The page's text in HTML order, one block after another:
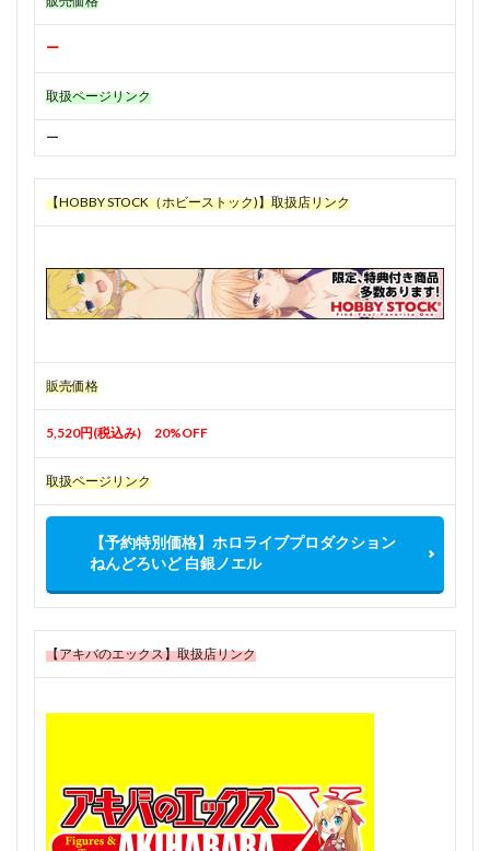
ー
取扱ページリンク
ー
【HOBBY STOCK（ホビーストック)】取扱店リンク
販売価格
5,520円(税込み) 20%OFF
取扱ページリンク
【予約特別価格】ホロライブプロダクション
ねんどろいど 白銀ノエル
【アキバのエックス】取扱店リンク